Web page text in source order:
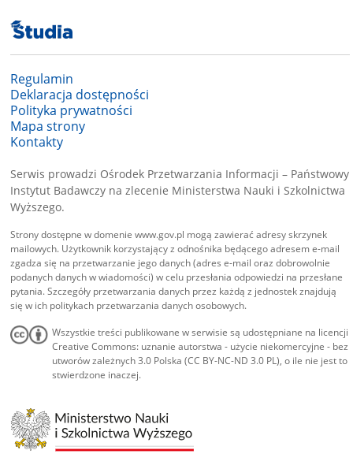
Regulamin
Deklaracja dostępności
Mapa strony
Kontakty
Serwis prowadzi Ośrodek Przetwarzania Informacji – Państwowy
Instytut Badawczy na zlecenie Ministerstwa Nauki i Szkolnictwa
Wyższego.
Strony dostępne w domenie www.gov.pl mogą zawierać adresy skrzynek
mailowych. Użytkownik korzystający z odnośnika będącego adresem e-mail
zgadza się na przetwarzanie jego danych (adres e-mail oraz dobrowolnie
podanych danych w wiadomości) w celu przesłania odpowiedzi na przesłane
pytania. Szczegóły przetwarzania danych przez każdą z jednostek znajdują
się w ich politykach przetwarzania danych osobowych.
Wszystkie treści publikowane w serwisie są udostępniane na licencji
Creative Commons: uznanie autorstwa - użycie niekomercyjne - bez
utworów zależnych 3.0 Polska (CC BY-NC-ND 3.0 PL), o ile nie jest to
stwierdzone inaczej.